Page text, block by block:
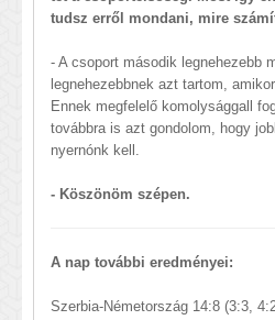
tudsz erről mondani, mire
- A csoport második legnehezebb
legnehezebbnek azt tartom,
Ennek megfelelő komolysággall
továbbra is azt gondolom, hogy
nyernónk kell.
- Köszönöm szépen.
A nap további eredményei:
Szerbia-Németország 14:8 (3:3,